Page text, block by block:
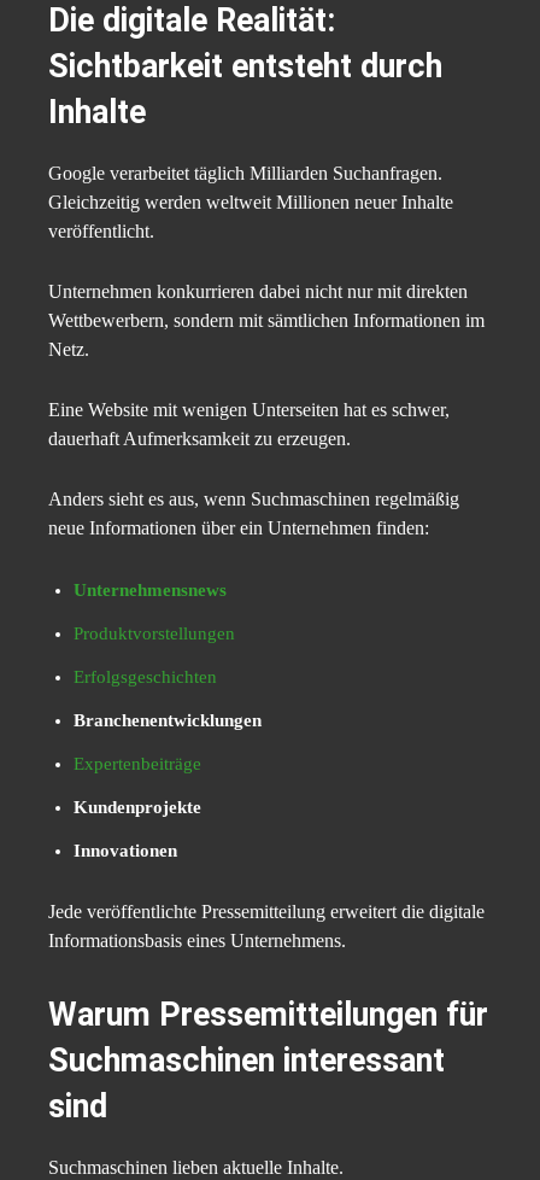
Die digitale Realität:
Sichtbarkeit entsteht durch
Inhalte
Google verarbeitet täglich Milliarden Suchanfragen.
Gleichzeitig werden weltweit Millionen neuer Inhalte
veröffentlicht.
Unternehmen konkurrieren dabei nicht nur mit direkten
Wettbewerbern, sondern mit sämtlichen Informationen im
Netz.
Eine Website mit wenigen Unterseiten hat es schwer,
dauerhaft Aufmerksamkeit zu erzeugen.
Anders sieht es aus, wenn Suchmaschinen regelmäßig
neue Informationen über ein Unternehmen finden:
Unternehmensnews
Produktvorstellungen
Erfolgsgeschichten
Branchenentwicklungen
Expertenbeiträge
Kundenprojekte
Innovationen
Jede veröffentlichte Pressemitteilung erweitert die digitale
Informationsbasis eines Unternehmens.
Warum Pressemitteilungen für
Suchmaschinen interessant
sind
Suchmaschinen lieben aktuelle Inhalte.